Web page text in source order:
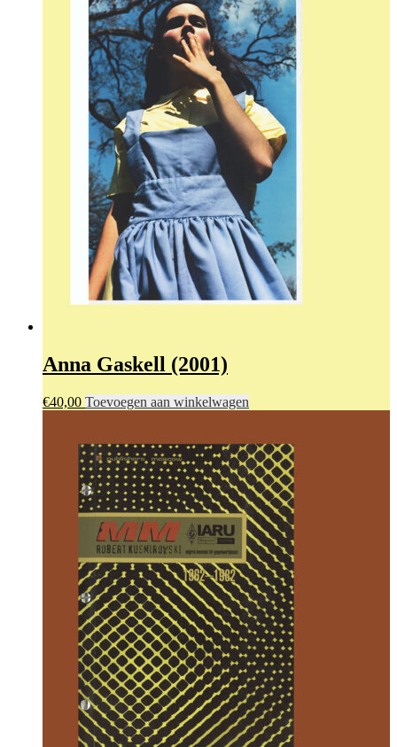
Anna Gaskell (2001)
€40,00 Toevoegen aan winkelwagen